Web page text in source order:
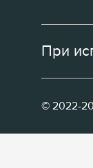
При
© 2022-